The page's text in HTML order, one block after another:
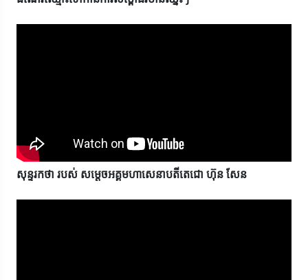
សុន្ទរកថា របស់ សម្តេចអគ្គមហាសេនាបតីតេជោ ហ៊ុន សែន